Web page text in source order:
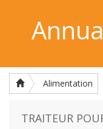
Alimentation
TRAITEUR